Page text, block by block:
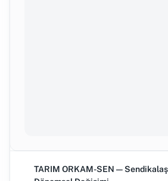
TARIM ORKAM-SEN —